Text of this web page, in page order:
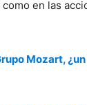
en las
Mozart,